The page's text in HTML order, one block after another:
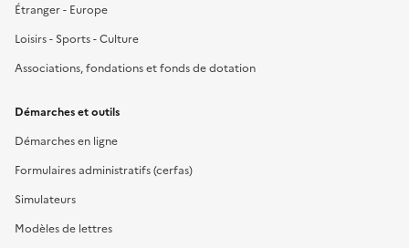
Étranger - Europe
Loisirs - Sports - Culture
Associations, fondations et fonds de dotation
Démarches et outils
Démarches en ligne
Formulaires administratifs (cerfas)
Simulateurs
Modèles de lettres